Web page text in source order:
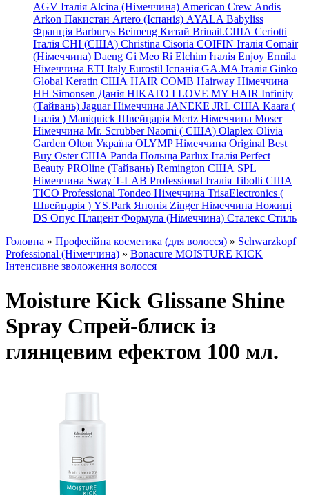
AGV Італія Alcina (Німеччина) American Crew Andis
Arkon Пакистан Artero (Іспанія) AYALA Babyliss
Франція Barburys Beimeng Китай Brinail.США Ceriotti
Італія CHI (США) Christina Cisoria COIFIN Італія Comair
(Німеччина) Daeng Gi Meo Ri Elchim Італія Enjoy Ermila
Німеччина ETI Italy Eurostil Іспанія GA.MA Італія Ginko
Global Keratin США HAIR COMB Hairway Німеччина
HH Simonsen Данія HIKATO I LOVE MY HAIR Infinity
(Тайвань) Jaguar Німеччина JANEKE JRL США Kaara (
Італія ) Maniquick Швейцарія Mertz Німеччина Moser
Німеччина Mr. Scrubber Naomi ( США) Olaplex Olivia
Garden Olton Україна OLYMP Німеччина Original Best
Buy Oster США Panda Польща Parlux Італія Perfect
Beauty PROline (Тайвань) Remington США SPL
Німеччина Sway T-LAB Professional Італія Tibolli США
TICO Professional Tondeo Німеччина TrisaElectronics (
Швейцарія ) YS.Park Японія Zinger Німеччина Ножиці
DS Опус Плацент Формула (Німеччина) Сталекс Стиль
Головна » Професійна косметика (для волосся) » Schwarzkopf
Professional (Німеччина) » Bonacure MOISTURE KICK
Інтенсивне зволоження волосся
Moisture Kick Glissane Shine
Spray Спрей-блиск із
глянцевим ефектом 100 мл.